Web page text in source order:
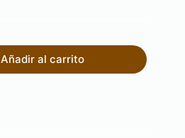
Añadir al carrito